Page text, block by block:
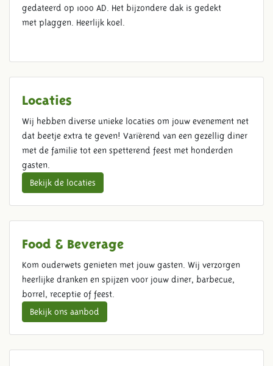
gedateerd op 1000 AD. Het bijzondere dak is gedekt
met plaggen. Heerlijk koel.
Locaties
Wij hebben diverse unieke locaties om jouw evenement net
dat beetje extra te geven! Variërend van een gezellig diner
met de familie tot een spetterend feest met honderden
gasten.
Bekijk de locaties
Food & Beverage
Kom ouderwets genieten met jouw gasten. Wij verzorgen
heerlijke dranken en spijzen voor jouw diner, barbecue,
borrel, receptie of feest.
Bekijk ons aanbod